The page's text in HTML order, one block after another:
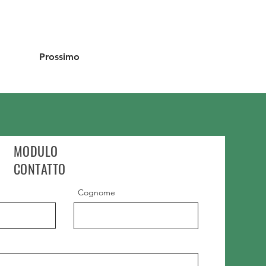
Prossimo
MODULO
CONTATTO
Cognome